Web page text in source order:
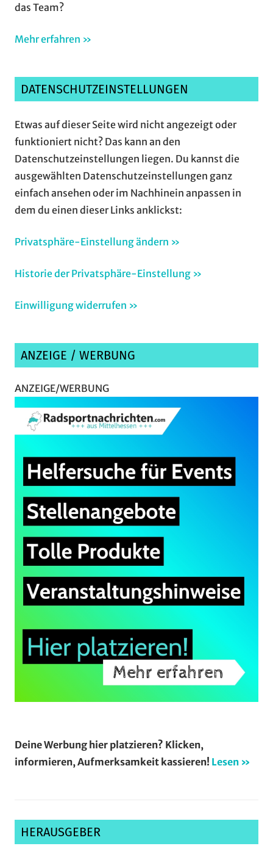
das Team?
Mehr erfahren »
DATENSCHUTZEINSTELLUNGEN
Etwas auf dieser Seite wird nicht angezeigt oder
funktioniert nicht? Das kann an den
Datenschutzeinstellungen liegen. Du kannst die
ausgewählten Datenschutzeinstellungen ganz
einfach ansehen oder im Nachhinein anpassen in
dem du einen dieser Links anklickst:
Privatsphäre-Einstellung ändern »
Historie der Privatsphäre-Einstellung »
Einwilligung widerrufen »
ANZEIGE / WERBUNG
ANZEIGE/WERBUNG
Deine Werbung hier platzieren? Klicken,
informieren, Aufmerksamkeit kassieren! Lesen »
HERAUSGEBER